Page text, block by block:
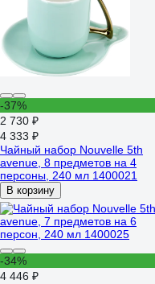
-37%
2 730 ₽
4 333 ₽
Чайный набор Nouvelle 5th
avenue, 8 предметов на 4
персоны, 240 мл 1400021
В корзину
-34%
4 446 ₽